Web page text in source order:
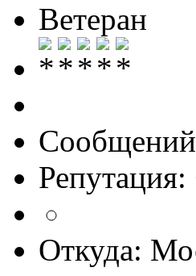
Ветеран
Откуда: